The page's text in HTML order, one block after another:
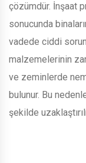
çözümdür. İnşaat
sonucunda
vadede ciddi
malzemelerinin
ve zeminlerde
bulunur. Bu
şekilde